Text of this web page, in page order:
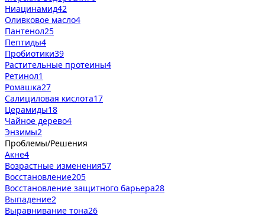
Ниацинамид42
Оливковое масло4
Пантенол25
Пептиды4
Пробиотики39
Растительные протеины4
Ретинол1
Ромашка27
Салициловая кислота17
Церамиды18
Чайное дерево4
Энзимы2
Проблемы/Решения
Акне4
Возрастные изменения57
Восстановление205
Восстановление защитного барьера28
Выпадение2
Выравнивание тона26